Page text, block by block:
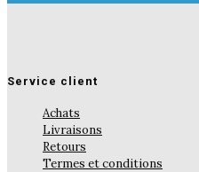
Service client
Achats
Livraisons
Retours
Termes et conditions